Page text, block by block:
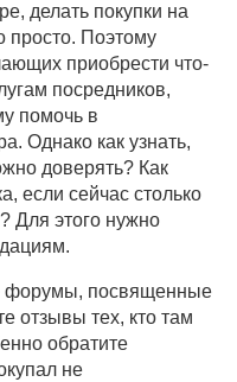
делать покупки на
просто. Поэтому
приобрести что-
посредников,
помочь в
Однако как узнать,
доверять? Как
если сейчас столько
Для этого нужно
форумы, посвященные
отзывы тех, кто там
обратите
не